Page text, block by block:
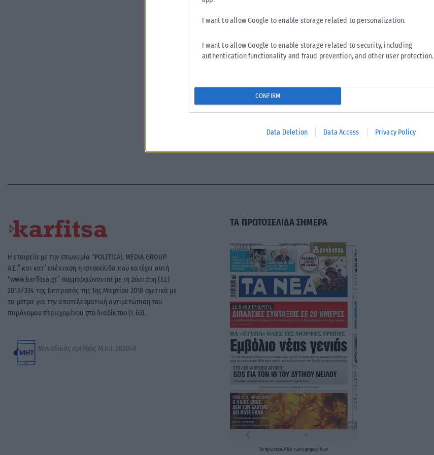
I want to allow Google to enable storage related to personalization.
I want to allow Google to enable storage related to security, including
authentication functionality and fraud prevention, and other user protection.
CONFIRM
Data Deletion Data Access Privacy Policy
Η εταιρεία με την επωνυμία “POLITICAL MEDIA GROUP
A.E.” και κατ’ επέκταση η ιστοσελίδα που κατέχει αυτή
“www.karfitsa.gr” συμμορφώνονται με τη Σύσταση (ΕΕ)
2018/334 της Επιτροπής της 1ης Μαρτίου 2018 σχετικά με
τα μέτρα για την αποτελεσματική αντιμετώπιση του
παράνομου περιεχομένου στο διαδίκτυο (L 63).
Μοναδικός αριθμός Μ.Η.Τ. 262048
ΤΑ ΠΡΩΤΟΣΕΛΙΔΑ ΣΗΜΕΡΑ
Ταπρωτοσέλιδα τωνεφημερίδων